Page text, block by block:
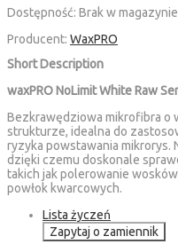
Dostępność: Brak w magazynie
Producent: WaxPRO
Short Description
waxPRO NoLimit White Raw
Bezkrawędziowa mikrofibra o
strukturze, idealna do
ryzyka powstawania mikrorys.
dzięki czemu doskonale
takich jak polerowanie
powłok kwarcowych.
Lista życzeń
Zapytaj o zamiennik